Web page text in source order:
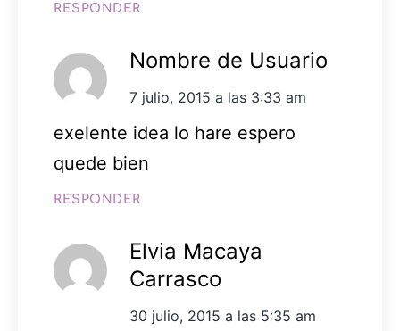
RESPONDER
Nombre de Usuario
7 julio, 2015 a las 3:33 am
exelente idea lo hare espero
quede bien
RESPONDER
Elvia Macaya
Carrasco
30 julio, 2015 a las 5:35 am